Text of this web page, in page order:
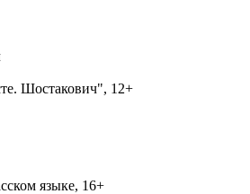
Шостакович", 12+
языке, 16+